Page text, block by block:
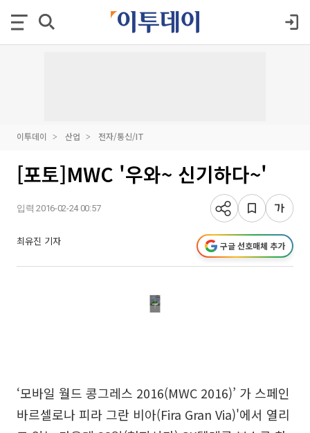
이투데이 산업 전자/통신/IT
[포토]MWC '우와~ 신기하다~'
입력 2016-02-24 00:57
최유진 기자 구글 선호매체 추가
‘모바일 월드 콩그레스 2016(MWC 2016)’ 가 스페인
바르셀로나 피라 그란 비아(Fira Gran Via)'에서 열리